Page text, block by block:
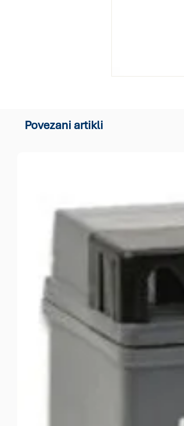
Povezani artikli